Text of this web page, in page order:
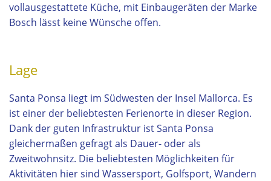
vollausgestattete Küche, mit Einbaugeräten der Marke
Bosch lässt keine Wünsche offen.
Lage
Santa Ponsa liegt im Südwesten der Insel Mallorca. Es
ist einer der beliebtesten Ferienorte in dieser Region.
Dank der guten Infrastruktur ist Santa Ponsa
gleichermaßen gefragt als Dauer- oder als
Zweitwohnsitz. Die beliebtesten Möglichkeiten für
Aktivitäten hier sind Wassersport, Golfsport, Wandern